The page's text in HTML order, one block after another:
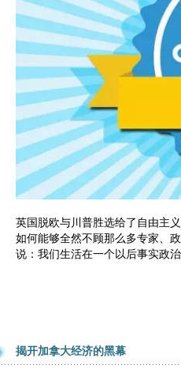
英国脱欧与川普胜选给了自由主
如何能够全然不顾那么多专家、
说：我们生活在一个以后事实政
揭开加拿大经济的黑幕